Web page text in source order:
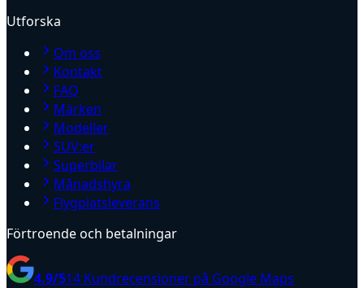
Utforska
Om oss
Kontakt
FAQ
Märken
Modeller
SUV:er
Superbilar
Månadshyra
Flygplatsleverans
Förtroende och betalningar
4.9/514 Kundrecensioner på Google Maps